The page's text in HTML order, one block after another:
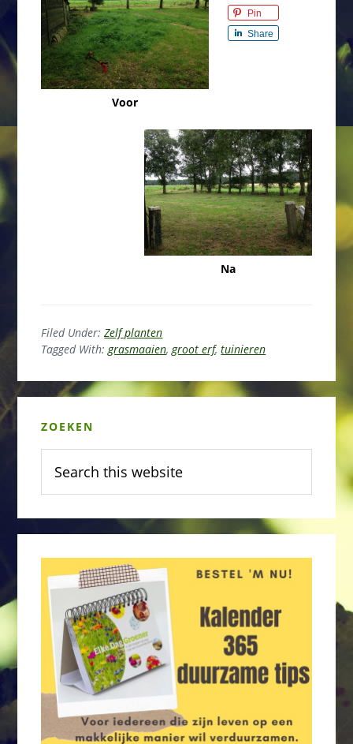
Voor
Na
Pin
Share
Filed Under:Zelf planten
Tagged With:grasmaaien,groot erf,tuinieren
Sidebar
ZOEKEN
this
website